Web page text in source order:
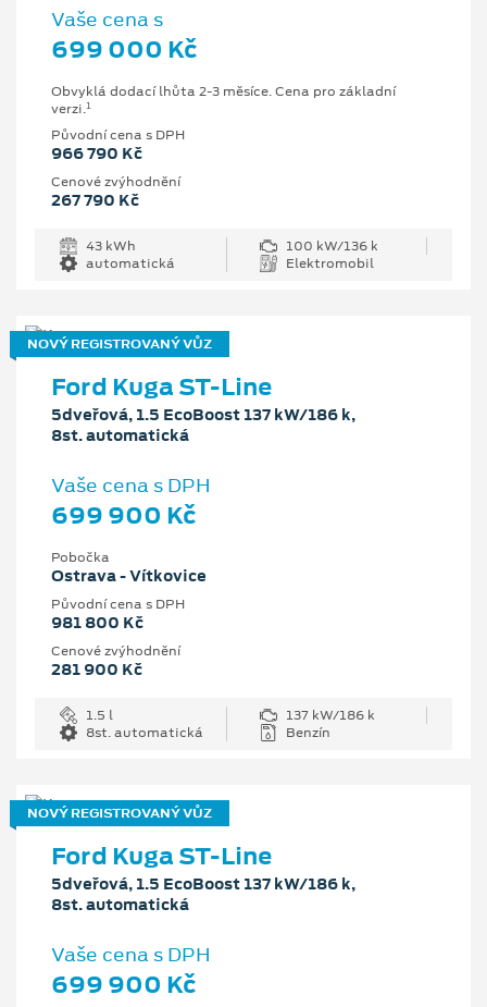
Vaše cena s
699 000 Kč
Obvyklá dodací lhůta 2-3 měsíce. Cena pro základní
verzi.1
Původní cena s DPH
966 790 Kč
Cenové zvýhodnění
267 790 Kč
43 kWh
100 kW/136 k
automatická
Elektromobil
NOVÝ REGISTROVANÝ VŮZ
Ford Kuga ST-Line
5dveřová, 1.5 EcoBoost 137 kW/186 k,
8st. automatická
Vaše cena s DPH
699 900 Kč
Pobočka
Ostrava - Vítkovice
Původní cena s DPH
981 800 Kč
Cenové zvýhodnění
281 900 Kč
1.5 l
137 kW/186 k
8st. automatická
Benzín
NOVÝ REGISTROVANÝ VŮZ
Ford Kuga ST-Line
5dveřová, 1.5 EcoBoost 137 kW/186 k,
8st. automatická
Vaše cena s DPH
699 900 Kč